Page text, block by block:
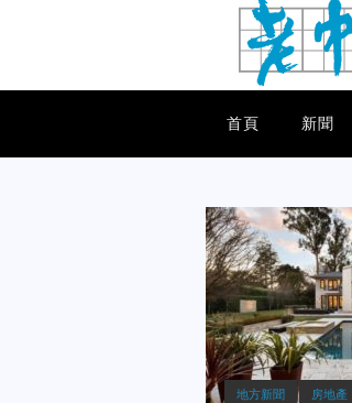
首頁 新聞
地方新聞 房地產